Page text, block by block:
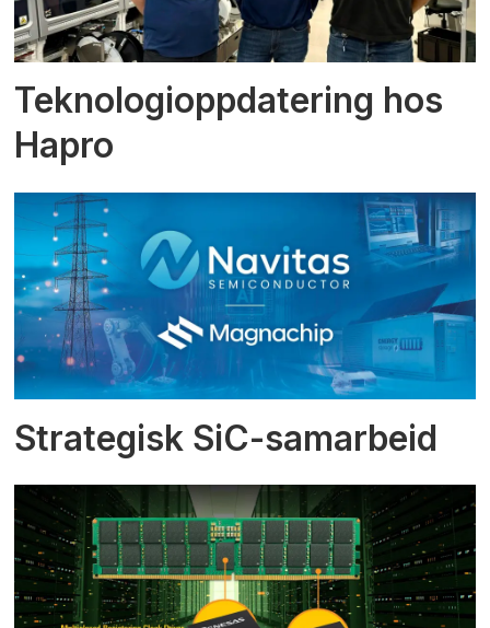
Teknologioppdatering hos
Hapro
Strategisk SiC-samarbeid